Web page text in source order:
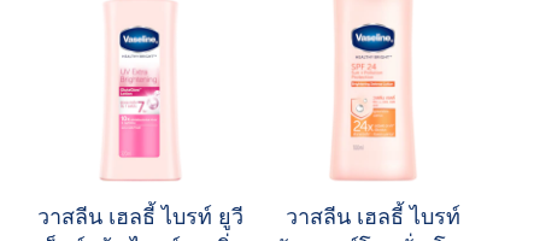
วาสลีน เฮลธี้ ไบรท์ ยูวี
วาสลีน เฮลธี้ ไบรท์